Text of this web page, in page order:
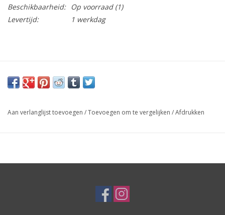
Beschikbaarheid:
Op voorraad(1)
Levertijd:
1 werkdag
Aan verlanglijst toevoegen /Toevoegen om te vergelijken /Afdrukken